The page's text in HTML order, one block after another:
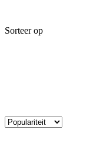
Sorteer op